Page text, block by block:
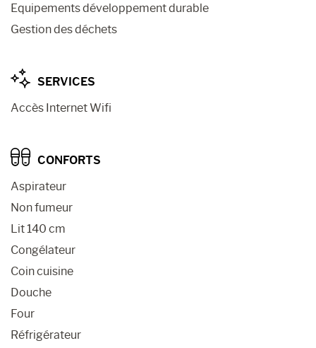
Equipements développement durable
Gestion des déchets
SERVICES
Accès Internet Wifi
CONFORTS
Aspirateur
Non fumeur
Lit 140 cm
Congélateur
Coin cuisine
Douche
Four
Réfrigérateur